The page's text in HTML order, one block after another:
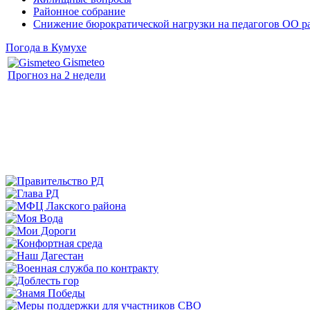
Районное собрание
Снижение бюрократической нагрузки на педагогов ОО
Погода в Кумухе
Gismeteo
Прогноз на 2 недели